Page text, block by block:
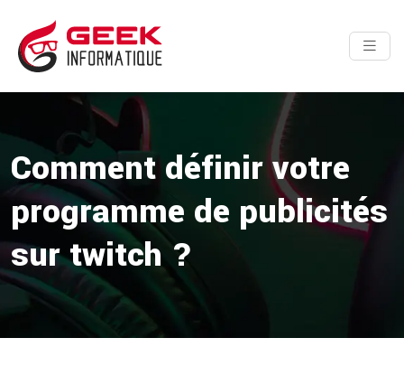
Comment définir votre
programme de publicités
sur twitch ?